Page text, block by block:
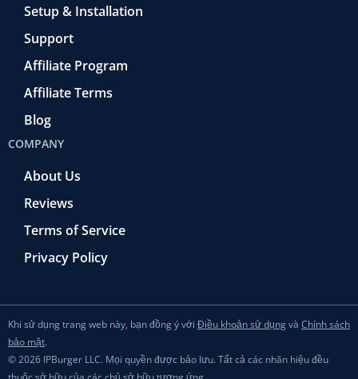
Setup & Installation
Support
Affiliate Program
Affiliate Terms
Blog
COMPANY
About Us
Reviews
Terms of Service
Privacy Policy
Khi sử dụng trang web này, bạn đồng ý với Điều khoản sử dụngvà Chính sách
bảo mật.
© 2026 IPBurger LLC. Mọi quyền được bảo lưu. Tất cả các nhãn hiệu đều